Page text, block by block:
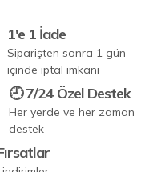
1'e 1 İade
Siparişten sonra 1 gün
içinde iptal imkanı
🕘 7/24 Özel Destek
Her yerde ve her zaman
destek